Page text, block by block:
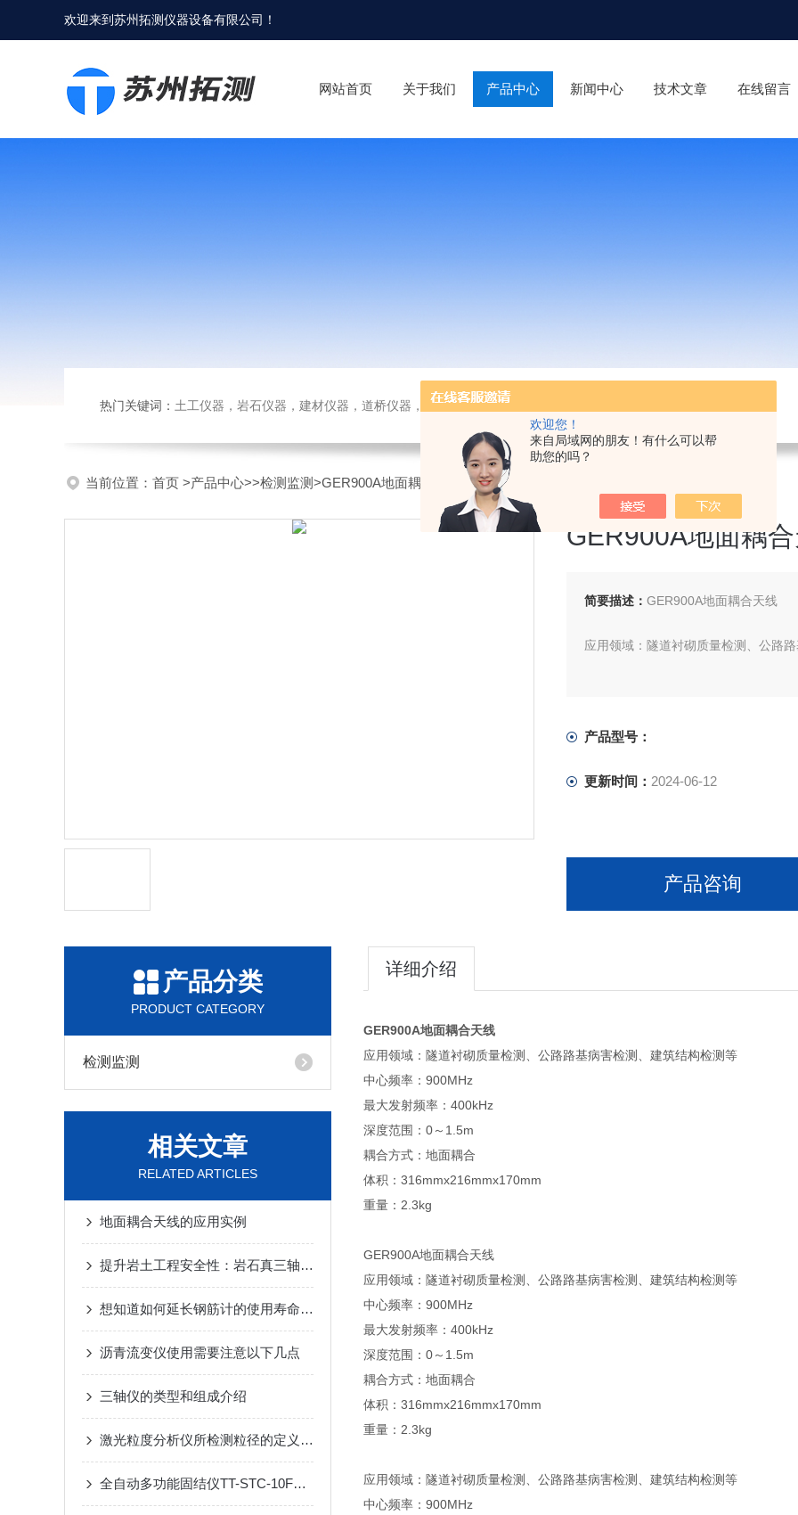
欢迎您！
来自局域网的朋友！有什么可以帮
助您的吗？
欢迎来到苏州拓测仪器设备有限公司 ！
网站首页 关于我们 产品中心 新闻中心 技术文章 在线留言
热门关键词： 土工仪器，岩石仪器，建材仪器，道桥仪器，检测仪器，检测仪器，物探仪器，勘察仪器，试验机试验箱，整体方案
当前位置： 首页 >产品中心>>检测监测>GER900A地面耦合天线
GER900A地面耦
简要描述： GER900A地面耦合天线
应用领域：隧道衬砌质量检测、公路
最大发射频率：400kHz
深度范围：0～1.5m
重量：2.3kg
产品型号：
更新时间： 2024-06-12
产品咨询
产品分类
PRODUCT CATEGORY
检测监测
相关文章
RELATED ARTICLES
地面耦合天线的应用实例
提升岩土工程安全性：岩石真三轴仪在土木工程中的重要作用
想知道如何延长钢筋计的使用寿命不妨看看本篇吧
沥青流变仪使用需要注意以下几点
三轴仪的类型和组成介绍
激光粒度分析仪所检测粒径的定义你知道么
全自动多功能固结仪TT-STC-10F产品介绍
详细介绍
GER900A地面耦合天线
应用领域：隧道衬砌质量检测、公路路基病害检测、建筑结构检测等
中心频率：900MHz
最大发射频率：400kHz
深度范围：0～1.5m
耦合方式：地面耦合
体积：316mmx216mmx170mm
重量：2.3kg
GER900A地面耦合天线
应用领域：隧道衬砌质量检测、公路路基病害检测、建筑结构检测等
中心频率：900MHz
最大发射频率：400kHz
深度范围：0～1.5m
耦合方式：地面耦合
体积：316mmx216mmx170mm
重量：2.3kg
应用领域：隧道衬砌质量检测、公路路基病害检测、建筑结构检测等
中心频率：900MHz